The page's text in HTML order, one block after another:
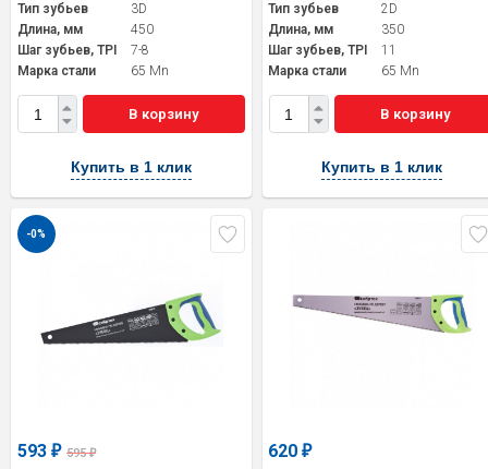
Тип зубьев
3D
Длина, мм
450
Шаг зубьев, TPI
7-8
Марка стали
65 Mn
В корзину
Купить в 1 клик
Тип зубьев
2D
Длина, мм
350
Шаг зубьев, TPI
11
Марка стали
65 Mn
В корзину
Купить в 1 клик
-0%
593 ₽ 595₽ 620₽